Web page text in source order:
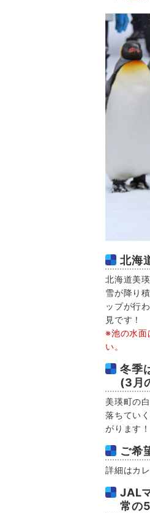
北海
北海道美
雪が降り
ップが行
見です！
※池の水面
い。
冬季
(3月
美瑛町の
落ちてい
がります！
ご希
詳細はカ
JAL
常の